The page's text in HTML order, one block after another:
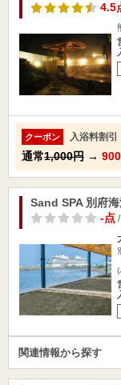
4.5
クーポン 入浴料割引
通常1,000円 →
Sand SPA 別府
-点/
(
関連情報から探す